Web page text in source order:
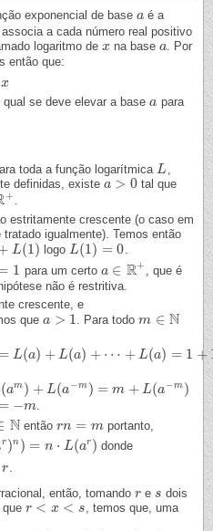
exponencial de base a
a é a
associa a cada número real positivo
logaritmo de x
xna base a
a. Por
então que:
x
qual se deve elevar a basea
a para
toda a função logarítmica L
L
definidas, existe a > 0
a>0 tal que
+ .
estritamente crescente (o caso em
igualmente). Temos então
L(1) logo L(1) = 0
L(1)= 0
1 para um certo a ∈ R+
a∈R +
, que é
não é restritiva.
crescente, e
quea > 1
a>1 . Para todom ∈ N
m∈N
= L(a) + L(a) + ⋯ + L(a) = 1 +
+ L(a)=1 +1 +⋯+1 =m
(am ) + L(a−m ) = m + L(a−m )
)=m+ L(a −m)
= −m
m
.
N então rn = m
rn= m portanto,
r )n ) = n ⋅ L(ar ) donde
r
então, tomandor
r e s
s dois
r < x < s
r< x< s
, temos que, uma